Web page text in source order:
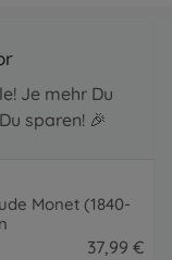
Je mehr Du
sparen! 🎉
Monet (1840-
37,99 €